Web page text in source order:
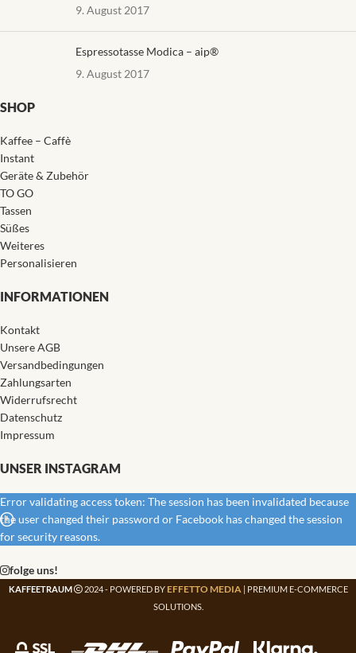
9. August 2017
Espressotasse Modica – aip®
9. August 2017
SHOP
Kaffee – Caffè
Instant
Geräte & Zubehör
TO GO
Tassen
Süßes
Weiteres
Personalisieren
INFORMATIONEN
Kontakt
Unsere AGB
Versandbedingungen
Zahlungsarten
Widerrufsrecht
Datenschutz
Impressum
UNSER INSTAGRAM
Error validating access token: The session has been invalidated because
the user changed their password or Facebook has changed the session
for security reasons.
folge uns!
KAFFEETRAUM 2024 - POWERED BY EFFETTO MEDIA | PREMIUM E-COMMERCE
SOLUTIONS.